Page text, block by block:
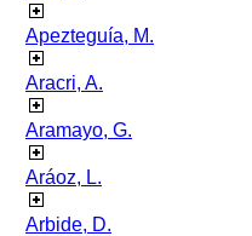
Apezteguía, M.
Aracri, A.
Aramayo, G.
Aráoz, L.
Arbide, D.